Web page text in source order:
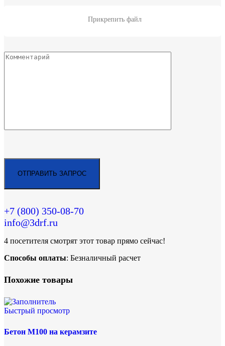
Прикрепить файл
+7 (800) 350-08-70
info@3drf.ru
4 посетителя смотрят этот товар прямо сейчас!
Способы оплаты: Безналичный расчет
Похожие товары
Быстрый просмотр
Бетон М100 на керамзите